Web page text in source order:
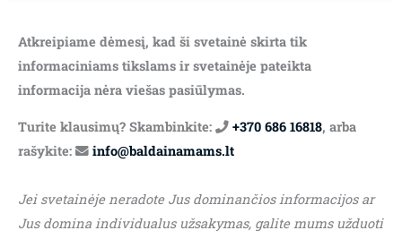
Atkreipiame dėmesį, kad ši svetainė skirta tik
informaciniams tikslams ir svetainėje pateikta
informacija nėra viešas pasiūlymas.
Turite klausimų? Skambinkite: +370 686 16818, arba
rašykite:
info@baldainamams.lt
Jei svetainėje neradote Jus dominančios informacijos ar
Jus domina individualus užsakymas, galite mums užduoti